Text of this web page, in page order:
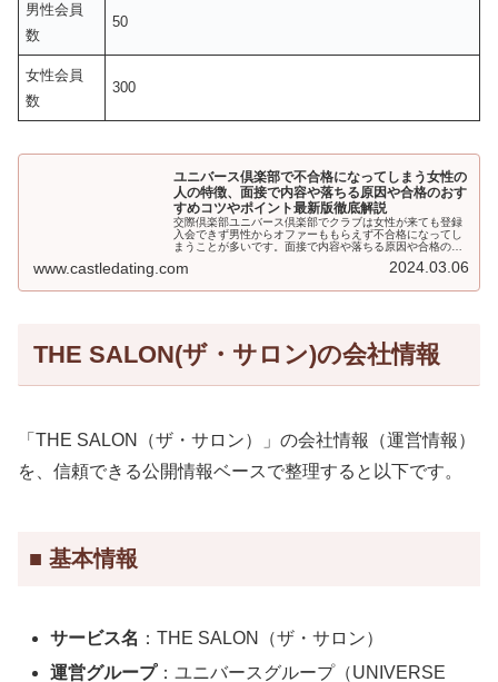
男性会員
数
50
女性会員
数
300
ユニバース倶楽部で不合格になってしまう女性の
人の特徴、面接で内容や落ちる原因や合格のおす
すめコツやポイント最新版徹底解説
交際倶楽部ユニバース倶楽部でクラブは女性が来ても登録
入会できず男性からオファーももらえず不合格になってし
まうことが多いです。面接で内容や落ちる原因や合格のポ
とがない限り合格しますが、色々なポイントがありますの
にもなります。
www.castledating.com 2024.03.06
THE SALON(ザ・サロン)の会社情報
「THE SALON（ザ・サロン）」の会社情報（運営情報）
を、信頼できる公開情報ベースで整理すると以下です。
■ 基本情報
サービス名 ：THE SALON（ザ・サロン）
運営グループ：ユニバースグループ（UNIVERSE